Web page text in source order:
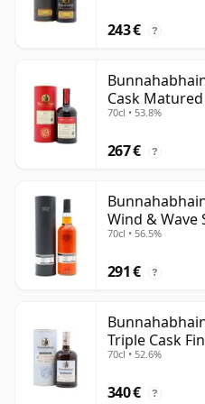
243 € ?
Cask
años
70cl • 53.8%
267 € ?
Wind & Wave
años
70cl • 56.5%
291 € ?
Triple Cask
70cl • 52.6%
340 € ?